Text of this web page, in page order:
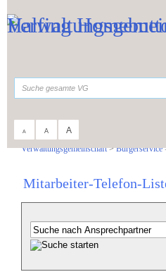
A A A
Verwaltungsgemeinschaft>Bürgerservice
Mitarbeiter-Telefon-